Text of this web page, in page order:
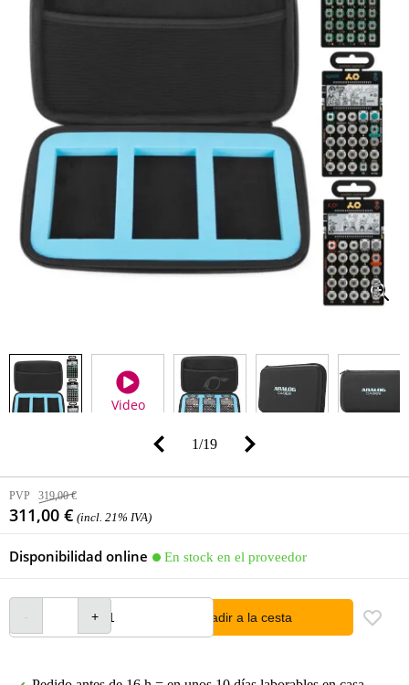
Video
1/19
PVP 319,00 €
311,00 € (incl. 21% IVA)
Disponibilidad online En stock en el proveedor
añadir a la cesta